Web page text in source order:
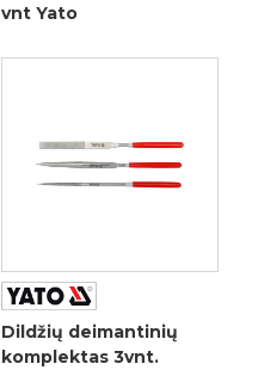
vnt Yato
Dildžių deimantinių
komplektas 3vnt.